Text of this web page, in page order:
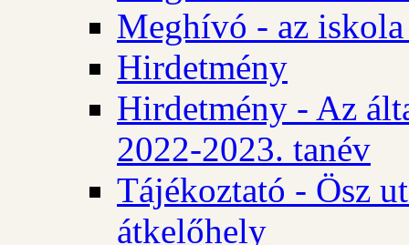
Meghívó - az iskola
Hirdetmény
Hirdetmény - Az
2022-2023. tanév
Tájékoztató - Ösz
átkelőhely